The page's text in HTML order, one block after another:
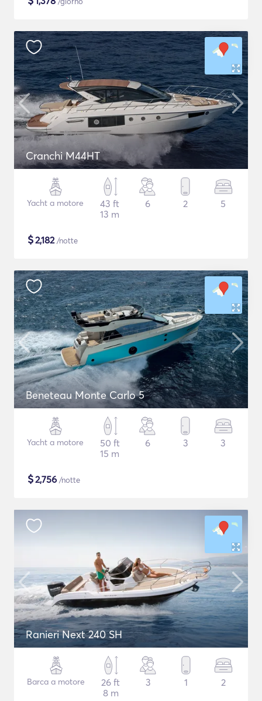
Cranchi M44HT
Yacht a motore
43 ft
13 m
6 2 5
$2,182/notte
Beneteau Monte Carlo 5
Yacht a motore
50 ft
15 m
6 3 3
$2,756 /notte
Ranieri Next 240 SH
Barca a motore
26 ft
8 m
3 1 2